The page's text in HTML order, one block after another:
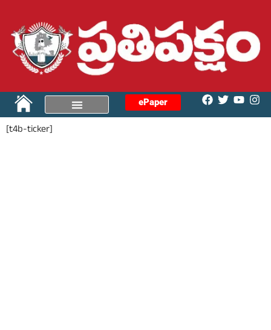
ePaper
[t4b-ticker]